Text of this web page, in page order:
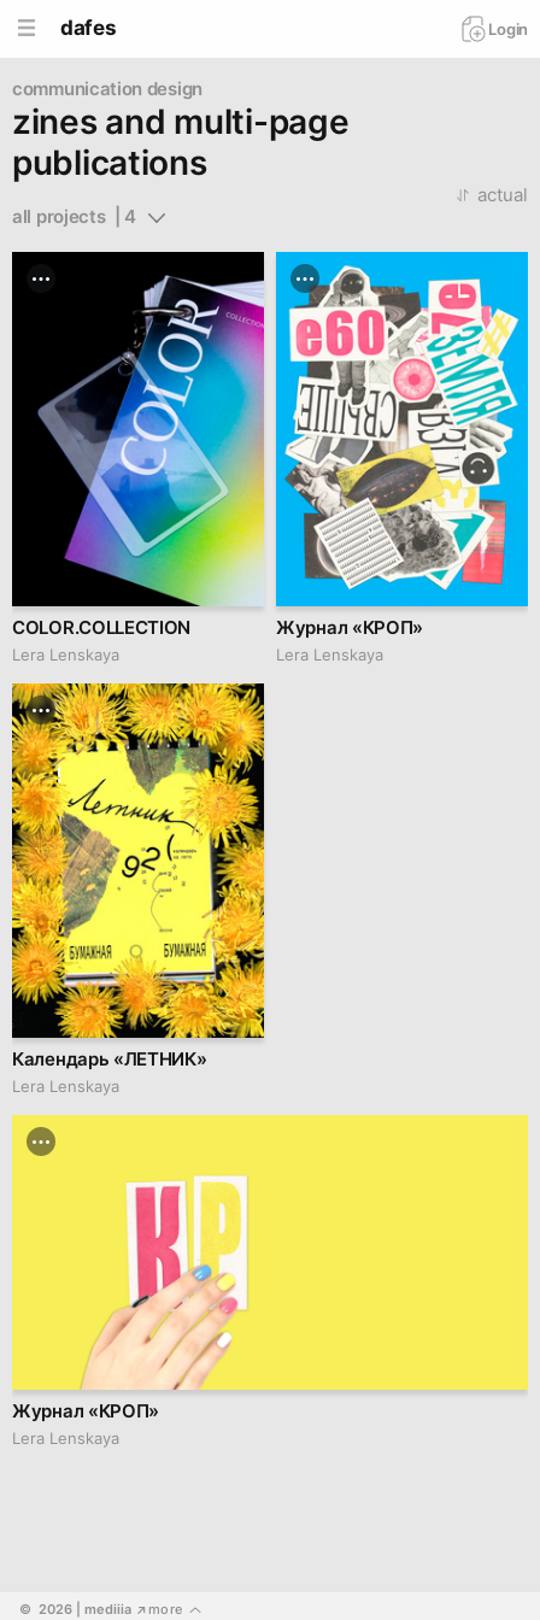
dafes Login
communication design
zines and multi-page
publications
all projects  | 4
actual
COLOR.COLLECTION
Lera Lenskaya
Журнал «КРОП»
Lera Lenskaya
Календарь «ЛЕТНИК»
Lera Lenskaya
Журнал «КРОП»
Lera Lenskaya
©  2026 | mediiia ↗ more